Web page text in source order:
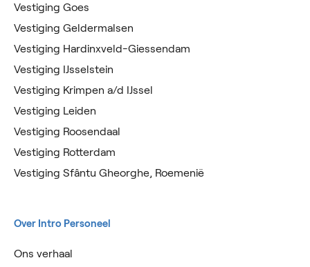
Vestiging Goes
Vestiging Geldermalsen
Vestiging Hardinxveld-Giessendam
Vestiging IJsselstein
Vestiging Krimpen a/d IJssel
Vestiging Leiden
Vestiging Roosendaal
Vestiging Rotterdam
Vestiging Sfântu Gheorghe, Roemenië
Over Intro Personeel
Ons verhaal